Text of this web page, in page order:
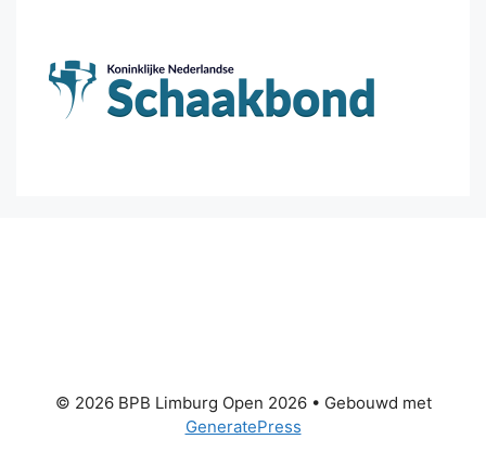
© 2026 BPB Limburg Open 2026• Gebouwd met
GeneratePress